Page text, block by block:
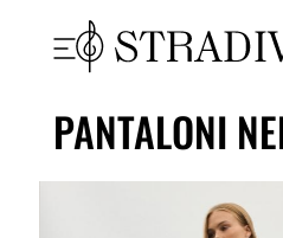
PANTALONI